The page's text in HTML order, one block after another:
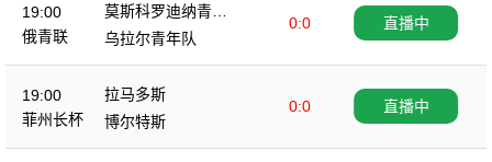
19:00
俄青联
莫斯科罗迪纳青年
队
0:0
乌拉尔青年队
直播中
19:00
菲州长杯
拉马多斯
0:0
博尔特斯
直播中